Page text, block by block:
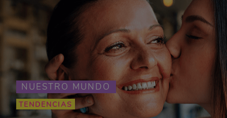
NUESTRO MUNDO
TENDENCIAS